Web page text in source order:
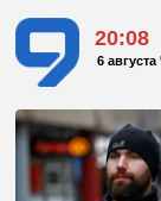
20:08
6